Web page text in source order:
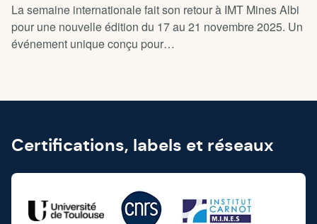
La semaine internationale fait son retour à IMT Mines Albi
pour une nouvelle édition du 17 au 21 novembre 2025. Un
événement unique conçu pour…
Certifications, labels et réseaux